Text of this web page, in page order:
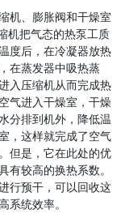
机、膨胀阀和干燥室
机把气态的热泵工质
度后，在冷凝器放热
在蒸发器中吸热蒸
入压缩机从而完成热
气进入干燥室，干燥
分排到机外，降低温
，这样就完成了空气
但是，它在此处的优
有较高的换热系数。
行预干，可以回收这
系统效率。